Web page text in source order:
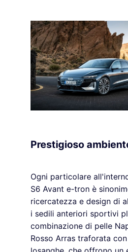
Prestigioso
Ogni particolare
S6 Avant e-tron è
ricercatezza e design di
i sedili anteriori sportivi
combinazione di pelle
Rosso Arras traforata